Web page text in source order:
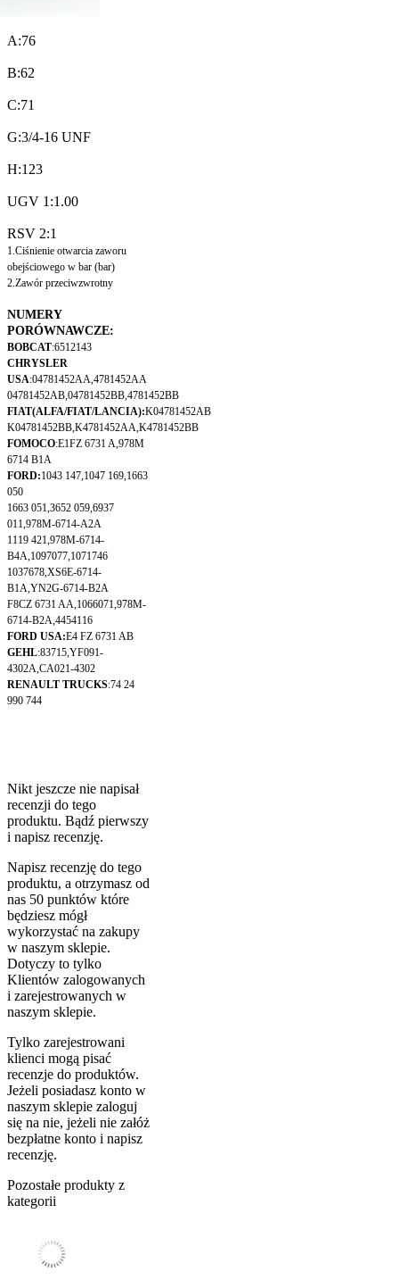
A:76
B:62
C:71
G:3/4-16 UNF
H:123
UGV 1:1.00
RSV 2:1
1.Ciśnienie otwarcia zaworu
obejściowego w bar (bar)
2.Zawór przeciwzwrotny
NUMERY
PORÓWNAWCZE:
BOBCAT:6512143
CHRYSLER
USA:04781452AA,4781452AA
04781452AB,04781452BB,4781452BB
FIAT(ALFA/FIAT/LANCIA):K04781452AB
K04781452BB,K4781452AA,K4781452BB
FOMOCO:E1FZ 6731 A,978M
6714 B1A
FORD:1043 147,1047 169,1663
050
1663 051,3652 059,6937
011,978M-6714-A2A
1119 421,978M-6714-
B4A,1097077,1071746
1037678,XS6E-6714-
B1A,YN2G-6714-B2A
F8CZ 6731 AA,1066071,978M-
6714-B2A,4454116
FORD USA:E4 FZ 6731 AB
GEHL:83715,YF091-
4302A,CA021-4302
RENAULT TRUCKS:74 24
990 744
Nikt jeszcze nie napisał
recenzji do tego
produktu. Bądź pierwszy
i napisz recenzję.
Napisz recenzję do tego
produktu, a otrzymasz od
nas 50 punktów które
będziesz mógł
wykorzystać na zakupy
w naszym sklepie.
Dotyczy to tylko
Klientów zalogowanych
i zarejestrowanych w
naszym sklepie.
Tylko zarejestrowani
klienci mogą pisać
recenzje do produktów.
Jeżeli posiadasz konto w
naszym sklepie zaloguj
się na nie, jeżeli nie załóż
bezpłatne konto i napisz
recenzję.
Pozostałe produkty z
kategorii